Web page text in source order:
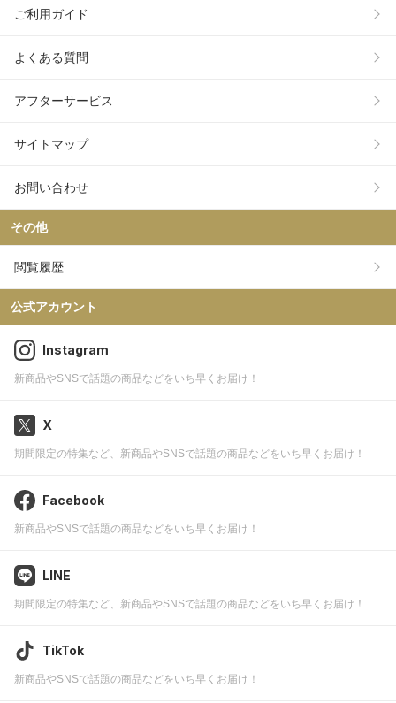
ご利用ガイド
よくある質問
アフターサービス
サイトマップ
お問い合わせ
その他
閲覧履歴
公式アカウント
Instagram
新商品やSNSで話題の商品などをいち早くお届け！
X
期間限定の特集など、新商品やSNSで話題の商品などをいち早くお届け！
Facebook
新商品やSNSで話題の商品などをいち早くお届け！
LINE
期間限定の特集など、新商品やSNSで話題の商品などをいち早くお届け！
TikTok
新商品やSNSで話題の商品などをいち早くお届け！